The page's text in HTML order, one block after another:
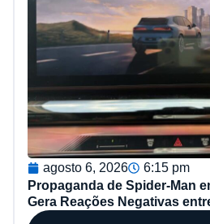
agosto 6, 2026
6:15 pm
Propaganda de Spider-Man
Gera Reações Negativas